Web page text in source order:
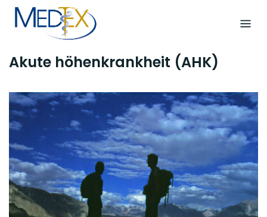
Skip
Akute höhenkrankheit (AHK)